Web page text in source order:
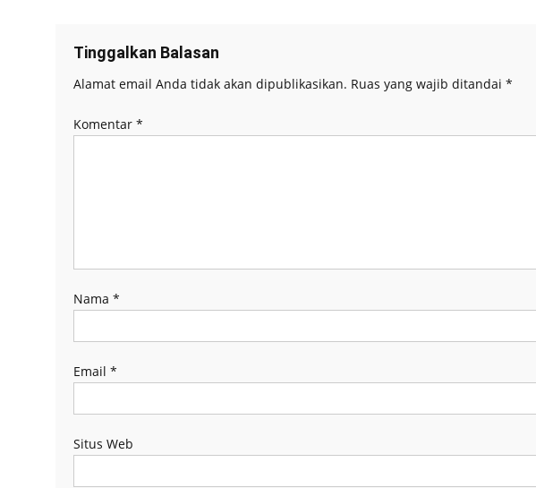
Tinggalkan Balasan
Alamat email Anda tidak akan dipublikasikan. Ruas yang wajib ditandai *
Komentar *
Nama *
Email *
Situs Web